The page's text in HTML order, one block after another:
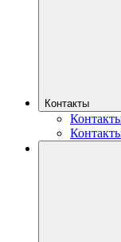
Контакты